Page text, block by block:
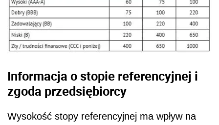
Informacja o stopie referencyjnej i
zgoda przedsiębiorcy
Wysokość stopy referencyjnej ma wpływ na